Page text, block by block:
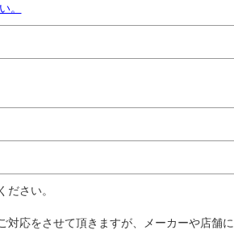
。
さい。
応をさせて頂きますが、メーカーや店舗に